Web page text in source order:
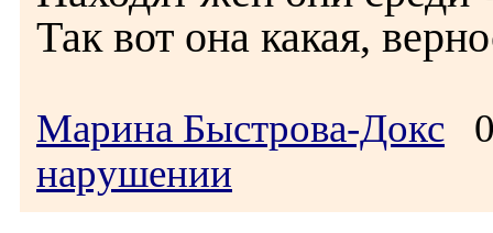
Так вот она какая,
Марина Быстрова-Докс
нарушении